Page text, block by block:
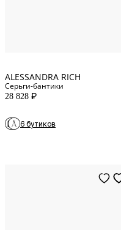
ALESSANDRA RICH
Серьги-бантики
28 828 P
6 бутиков